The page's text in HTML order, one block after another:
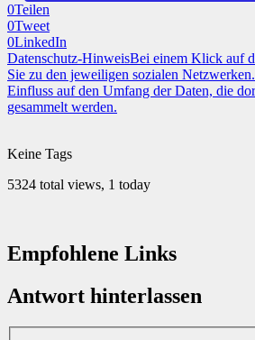
0Teilen
0Tweet
0LinkedIn
Datenschutz-HinweisBei einem Klick auf
Sie zu den jeweiligen sozialen
Einfluss auf den Umfang der Daten, die
gesammelt werden.
Keine Tags
5324 total views, 1 today
Empfohlene Links
Antwort hinterlassen